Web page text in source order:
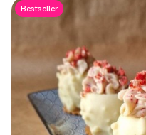
Bestseller